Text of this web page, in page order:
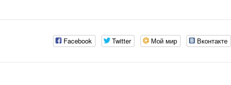
Facebook Twitter Мой мир Вконтакте